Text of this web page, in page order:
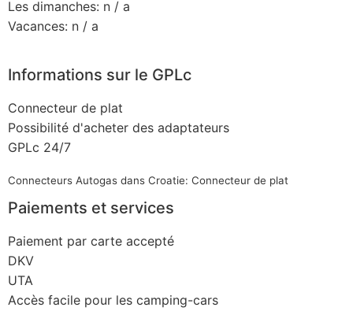
Les dimanches: n / a
Vacances: n / a
Informations sur le GPLc
Connecteur de plat
Possibilité d'acheter des adaptateurs
GPLc 24/7
Connecteurs Autogas dans Croatie: Connecteur de plat
Paiements et services
Paiement par carte accepté
DKV
UTA
Accès facile pour les camping-cars